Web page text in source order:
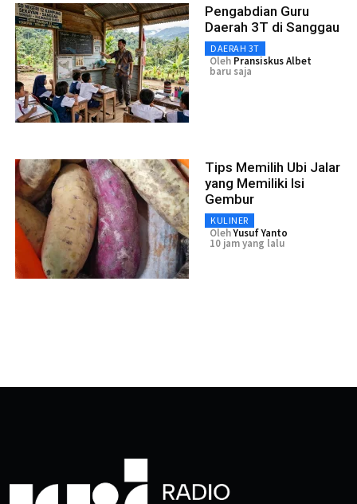
Pengabdian Guru
Daerah 3T di Sanggau
DAERAH 3T
Oleh Pransiskus Albet
baru saja
Tips Memilih Ubi Jalar
yang Memiliki Isi
Gembur
KULINER
OlehYusuf Yanto
10 jam yang lalu